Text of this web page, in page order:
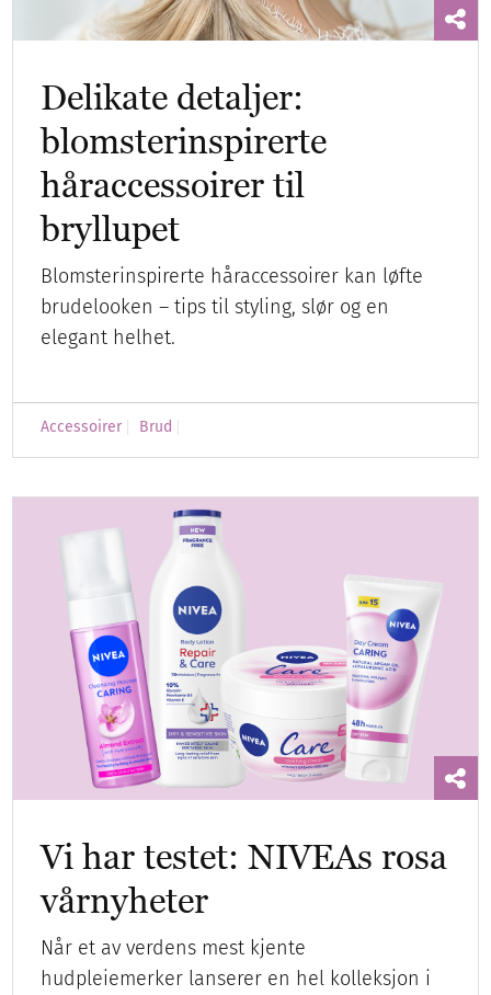
Delikate detaljer:
blomsterinspirerte
håraccessoirer til
bryllupet
Blomsterinspirerte håraccessoirer kan løfte
brudelooken – tips til styling, slør og en
elegant helhet.
Accessoirer Brud
Vi har testet: NIVEAs rosa
vårnyheter
Når et av verdens mest kjente
hudpleiemerker lanserer en hel kolleksjon i